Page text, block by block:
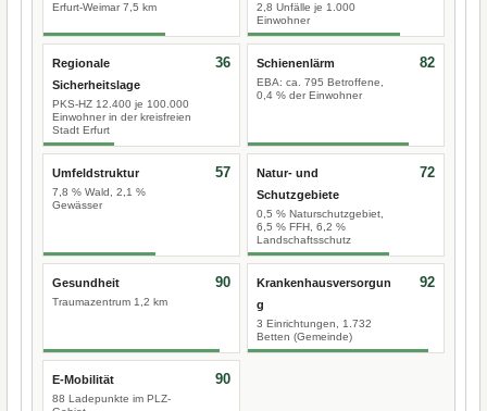
Erfurt-Weimar 7,5 km
2,8 Unfälle je 1.000
Einwohner
Regionale
Sicherheitslage
PKS-HZ 12.400 je 100.000
Einwohner in der kreisfreien
Stadt Erfurt
36 Schienenlärm
EBA: ca. 795 Betroffene,
0,4 % der Einwohner
82
Umfeldstruktur
7,8 % Wald, 2,1 %
Gewässer
57
Natur- und
Schutzgebiete
0,5 % Naturschutzgebiet,
6,5 % FFH, 6,2 %
Landschaftsschutz
72
Gesundheit
Traumazentrum 1,2 km
90
Krankenhausversorgun
g
3 Einrichtungen, 1.732
Betten (Gemeinde)
92
E-Mobilität
88 Ladepunkte im PLZ-
90